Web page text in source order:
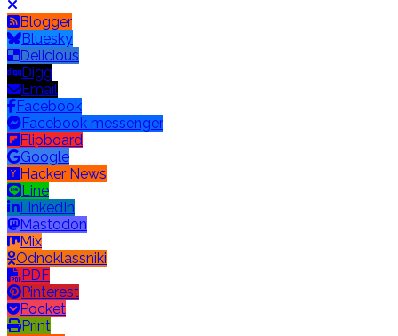
Blogger
Bluesky
Delicious
Digg
Email
Facebook
Facebook messenger
Flipboard
Google
Hacker News
Line
LinkedIn
Mastodon
Mix
Odnoklassniki
PDF
Pinterest
Pocket
Print